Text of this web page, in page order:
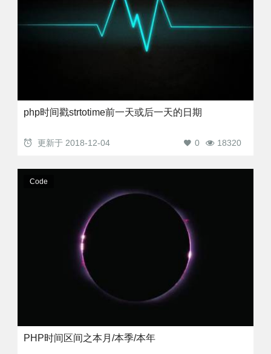
php时间戳strtotime前一天或后一天的日期
更新于 2018-12-04 18320
0
Code
PHP时间区间之本月/本季/本年